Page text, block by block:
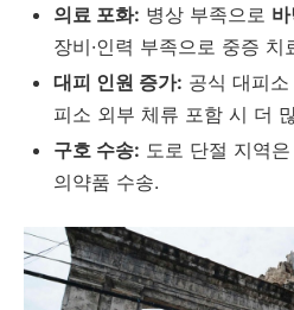
의료 포화: 병상 부족으로
장비·인력 부족으로 중증 치
대피 인원 증가: 공식 대피
피소 외부 체류 포함 시 더
구호 수송: 도로 단절 지역은
의약품 수송.